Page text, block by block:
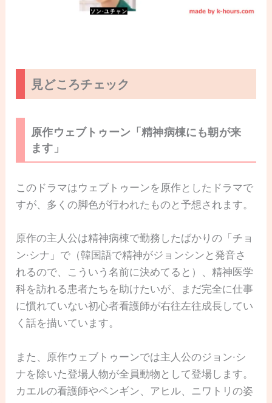
見どころチェック
原作ウェブトゥーン「精神病棟にも朝が来
ます」
このドラマはウェブトゥーンを原作としたドラマで
すが、多くの脚色が行われたものと予想されます。
原作の主人公は精神病棟で勤務したばかりの「チョ
ン·シナ」で（韓国語で精神がジョンシンと発音さ
れるので、こういう名前に決めてると）、精神医学
科を訪れる患者たちを助けたいが、まだ完全に仕事
に慣れていない初心者看護師が右往左往成長してい
く話を描いています。
また、原作ウェブトゥーンでは主人公のジョン·シ
ナを除いた登場人物が全員動物として登場します。
カエルの看護師やペンギン、アヒル、ニワトリの姿